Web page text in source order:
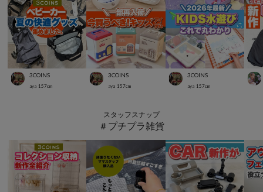
3COINS
aya 157cm
3COINS
aya 157cm
3COINS
aya 157cm
スタッフスナップ
＃プチプラ雑貨